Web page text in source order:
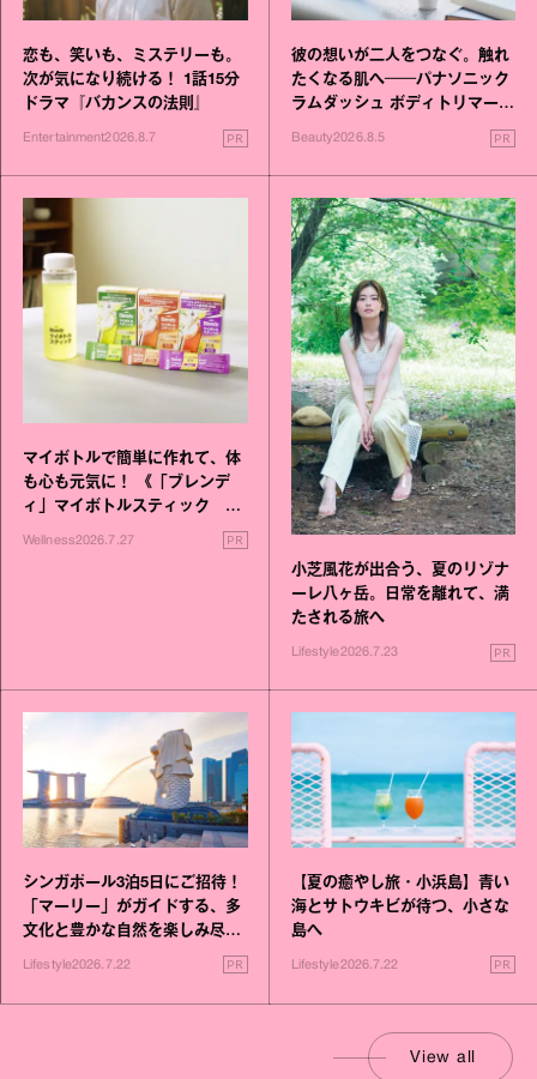
恋も、笑いも、ミステリーも。
次が気になり続ける！ 1話15分
ドラマ『バカンスの法則』
Entertainment2026.8.7 PR
彼の想いが二人をつなぐ。触れ
たくなる肌へ──パナソニック
ラムダッシュ ボディトリマーが
Beauty2026.8.5 PR
マイボトルで簡単に作れて、体
も心も元気に！ 《「ブレンデ
ィ」マイボトルスティック い
いこと毎日》シリーズが誕生
Wellness2026.7.27 PR
小芝風花が出合う、夏のリゾナ
ーレ八ヶ岳。日常を離れて、満
たされる旅へ
Lifestyle2026.7.23 PR
シンガポール3泊5日にご招待！
「マーリー」がガイドする、多
文化と豊かな自然を楽しみ尽く
Lifestyle2026.7.22 PR
【夏の癒やし旅・小浜島】青い
海とサトウキビが待つ、小さな
島へ
Lifestyle2026.7.22 PR
View all